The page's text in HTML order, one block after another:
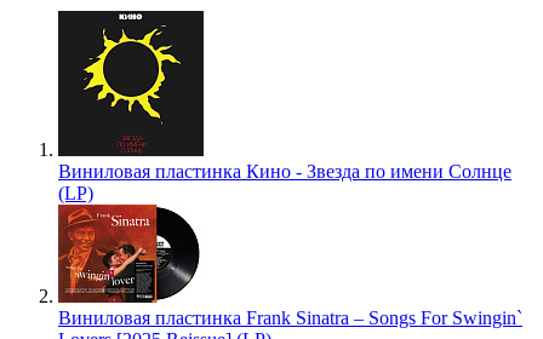
Виниловая пластинка Кино - Звезда по имени Солнце
(LP)
Виниловая пластинка Frank Sinatra – Songs For Swingin`